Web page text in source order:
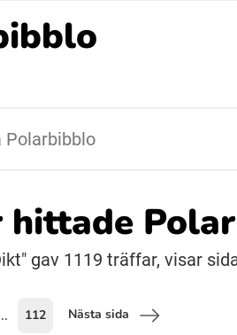
hittade
gav 1119 träffar, visar
112 Nästa sida